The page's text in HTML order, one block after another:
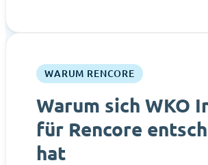
WARUM RENCORE
Warum sich WKO
für Rencore
hat